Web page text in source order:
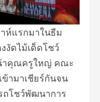
ห์แรกมาในธีม
งัดไม้เด็ดโชว์
าคุณครูใหญ่ คณะ
ามาเชียร์กันจน
ถโชว์พัฒนาการ